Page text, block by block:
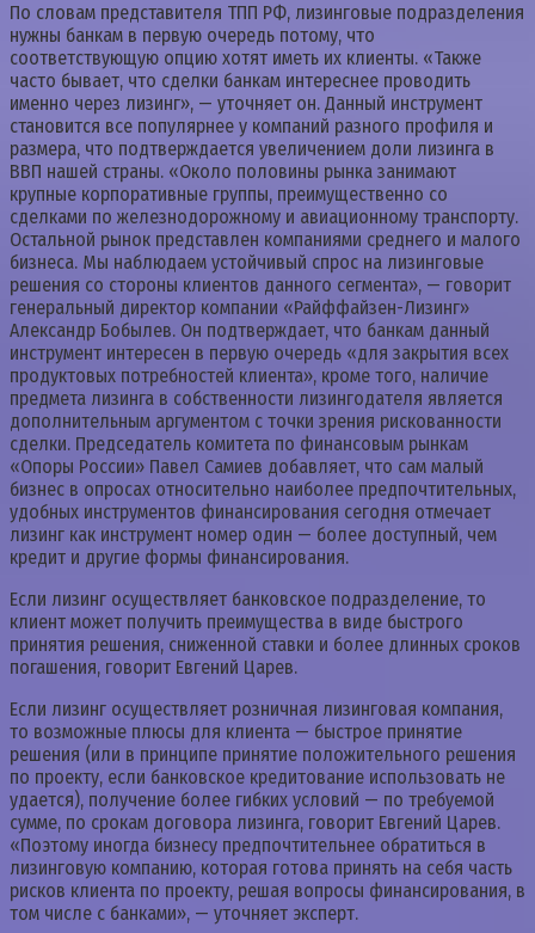
По словам представителя ТПП РФ, лизинговые подразделения
нужны банкам в первую очередь потому, что
соответствующую опцию хотят иметь их клиенты. «Также
часто бывает, что сделки банкам интереснее проводить
именно через лизинг», — уточняет он. Данный инструмент
становится все популярнее у компаний разного профиля и
размера, что подтверждается увеличением доли лизинга в
ВВП нашей страны. «Около половины рынка занимают
крупные корпоративные группы, преимущественно со
сделками по железнодорожному и авиационному транспорту.
Остальной рынок представлен компаниями среднего и малого
бизнеса. Мы наблюдаем устойчивый спрос на лизинговые
решения со стороны клиентов данного сегмента», — говорит
генеральный директор компании «Райффайзен-Лизинг»
Александр Бобылев. Он подтверждает, что банкам данный
инструмент интересен в первую очередь «для закрытия всех
продуктовых потребностей клиента», кроме того, наличие
предмета лизинга в собственности лизингодателя является
дополнительным аргументом с точки зрения рискованности
сделки. Председатель комитета по финансовым рынкам
«Опоры России» Павел Самиев добавляет, что сам малый
бизнес в опросах относительно наиболее предпочтительных,
удобных инструментов финансирования сегодня отмечает
лизинг как инструмент номер один — более доступный, чем
кредит и другие формы финансирования.
Если лизинг осуществляет банковское подразделение, то
клиент может получить преимущества в виде быстрого
принятия решения, сниженной ставки и более длинных сроков
погашения, говорит Евгений Царев.
Если лизинг осуществляет розничная лизинговая компания,
то возможные плюсы для клиента — быстрое принятие
решения (или в принципе принятие положительного решения
по проекту, если банковское кредитование использовать не
удается), получение более гибких условий — по требуемой
сумме, по срокам договора лизинга, говорит Евгений Царев.
«Поэтому иногда бизнесу предпочтительнее обратиться в
лизинговую компанию, которая готова принять на себя часть
рисков клиента по проекту, решая вопросы финансирования, в
том числе с банками», — уточняет эксперт.